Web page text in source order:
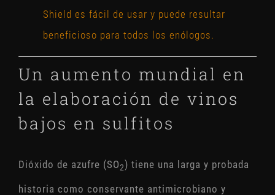
Shield es fácil de usar y puede resultar
beneficioso para todos los enólogos.
Un aumento mundial en
la elaboración de vinos
bajos en sulfitos
Dióxido de azufre (SO2) tiene una larga y probada
historia como conservante antimicrobiano y